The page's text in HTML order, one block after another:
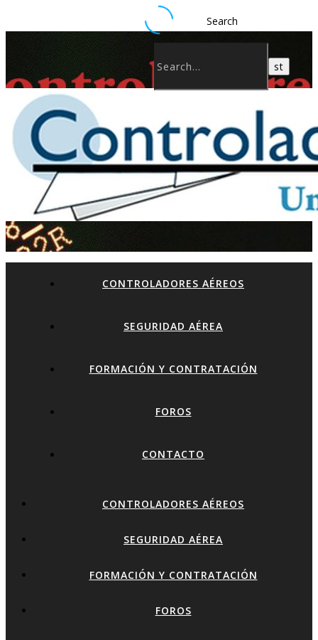
Search
CONTROLADORES AÉREOS
SEGURIDAD AÉREA
FORMACIÓN Y CONTRATACIÓN
FOROS
CONTACTO
CONTROLADORES AÉREOS
SEGURIDAD AÉREA
FORMACIÓN Y CONTRATACIÓN
FOROS